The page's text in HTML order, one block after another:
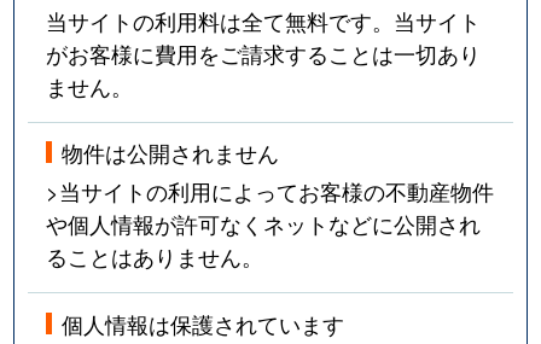
当サイトの利用料は全て無料です。当サイト
がお客様に費用をご請求することは一切あり
ません。
物件は公開されません
>当サイトの利用によってお客様の不動産物件
や個人情報が許可なくネットなどに公開され
ることはありません。
個人情報は保護されています